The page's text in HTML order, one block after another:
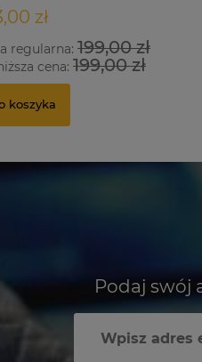
zł
regularna: 199,00 zł
cena: 199,00 zł
koszyka
Podaj swój